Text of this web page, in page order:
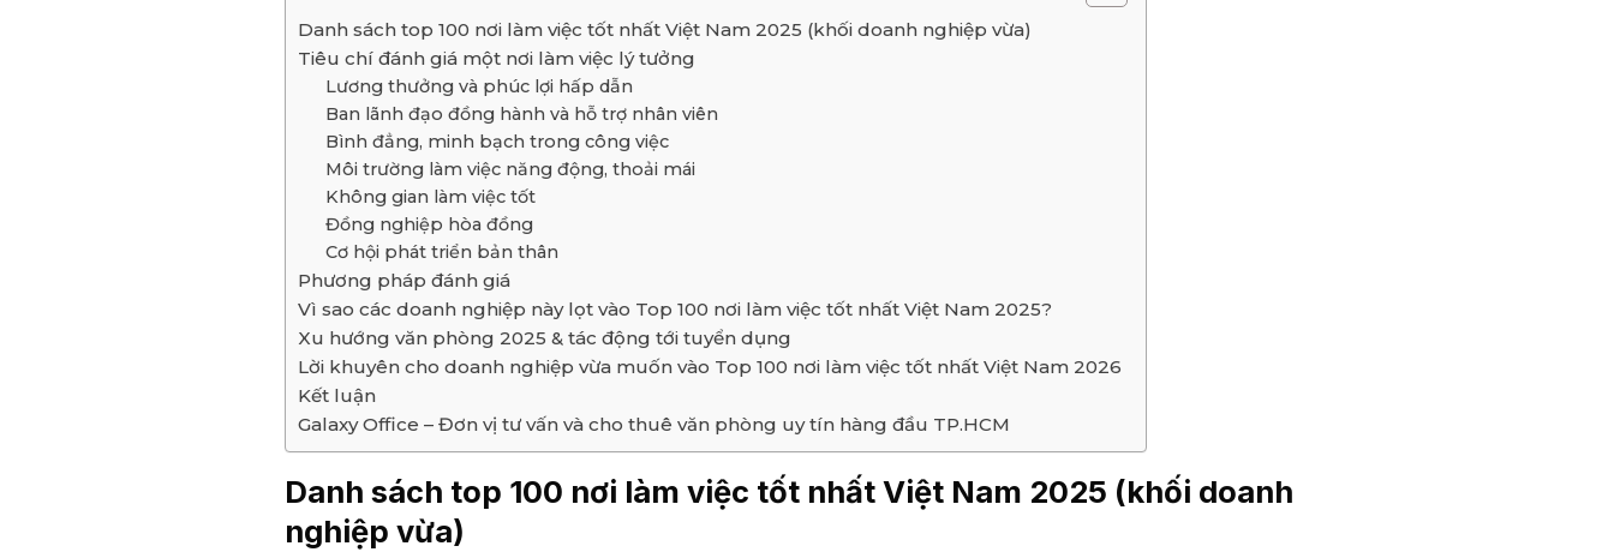
Danh sách top 100 nơi làm việc tốt nhất Việt Nam 2025 (khối doanh nghiệp vừa)
Tiêu chí đánh giá một nơi làm việc lý tưởng
Lương thưởng và phúc lợi hấp dẫn
Ban lãnh đạo đồng hành và hỗ trợ nhân viên
Bình đẳng, minh bạch trong công việc
Môi trường làm việc năng động, thoải mái
Không gian làm việc tốt
Đồng nghiệp hòa đồng
Cơ hội phát triển bản thân
Phương pháp đánh giá
Vì sao các doanh nghiệp này lọt vào Top 100 nơi làm việc tốt nhất Việt Nam 2025?
Xu hướng văn phòng 2025 & tác động tới tuyển dụng
Lời khuyên cho doanh nghiệp vừa muốn vào Top 100 nơi làm việc tốt nhất Việt Nam 2026
Kết luận
Galaxy Office – Đơn vị tư vấn và cho thuê văn phòng uy tín hàng đầu TP.HCM
Danh sách top 100 nơi làm việc tốt nhất Việt Nam 2025 (khối doanh
nghiệp vừa)